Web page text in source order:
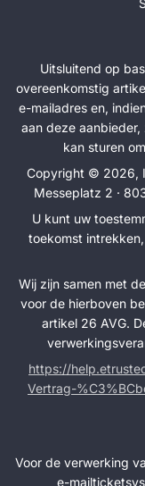
Uitsluitend op
overeenkomstig
e-mailadres en,
aan deze
kan sturen
Copyright © 2026,
Messeplatz 2 ·
U kunt uw
toekomst
Wij zijn samen met
voor de hierboven
artikel 26 AVG.
https://
Vertrag-
Voor de verwerking
e-